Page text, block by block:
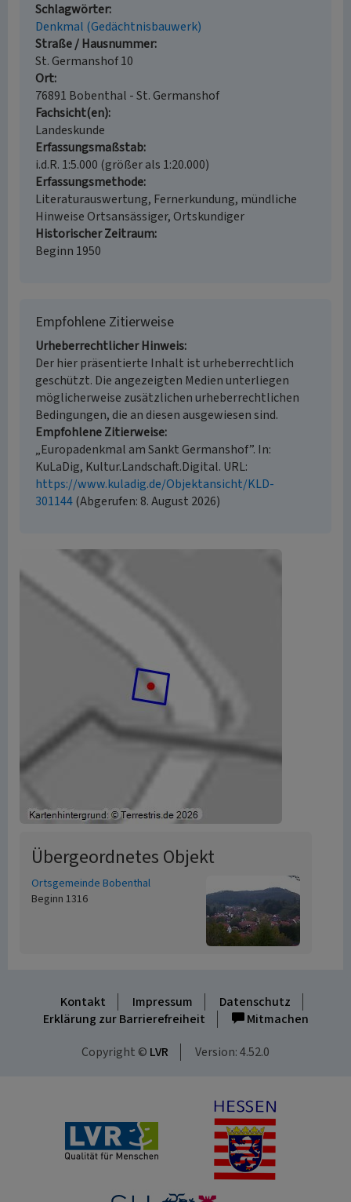
Schlagwörter
Denkmal (Gedächtnisbauwerk)
Straße / Hausnummer
St. Germanshof 10
Ort
76891 Bobenthal - St. Germanshof
Fachsicht(en)
Landeskunde
Erfassungsmaßstab
i.d.R. 1:5.000 (größer als 1:20.000)
Erfassungsmethode
Literaturauswertung, Fernerkundung, mündliche
Hinweise Ortsansässiger, Ortskundiger
Historischer Zeitraum
Beginn 1950
Empfohlene Zitierweise
Urheberrechtlicher Hinweis
Der hier präsentierte Inhalt ist urheberrechtlich
geschützt. Die angezeigten Medien unterliegen
möglicherweise zusätzlichen urheberrechtlichen
Bedingungen, die an diesen ausgewiesen sind.
Empfohlene Zitierweise
„Europadenkmal am Sankt Germanshof”. In:
KuLaDig, Kultur.Landschaft.Digital. URL:
https://www.kuladig.de/Objektansicht/KLD-
301144(Abgerufen: 8. August 2026)
Übergeordnetes Objekt
Ortsgemeinde Bobenthal
Beginn 1316
Kontakt Impressum
Datenschutz
Erklärung zur Barrierefreiheit
Mitmachen
Copyright © LVR Version: 4.52.0